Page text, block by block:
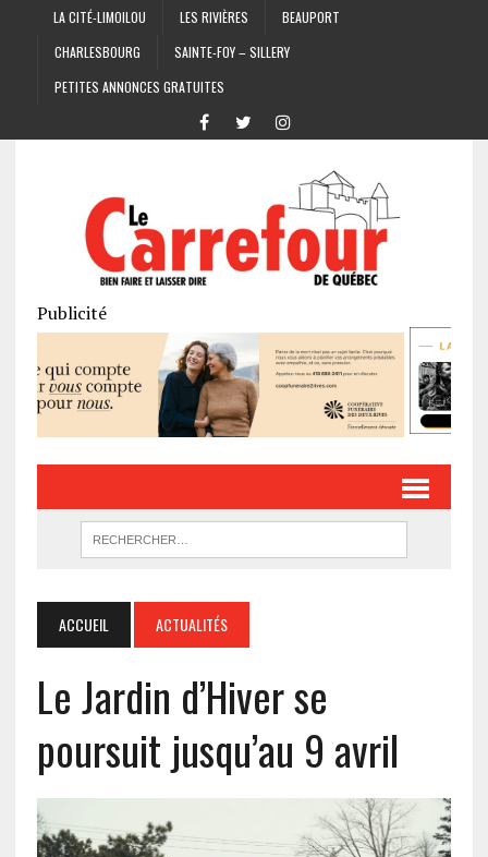
LA CITÉ-LIMOILOU LES RIVIÈRES
BEAUPORT
CHARLESBOURG
SAINTE-FOY – SILLERY
PETITES ANNONCES GRATUITES
Publicité
ACCUEIL ACTUALITÉS
Le Jardin d’Hiver se
poursuit jusqu’au 9 avril